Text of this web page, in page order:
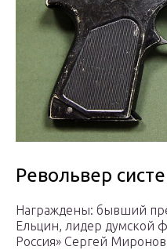
Револьвер
Награждены: бывший
Ельцин, лидер думской
Россия» Сергей